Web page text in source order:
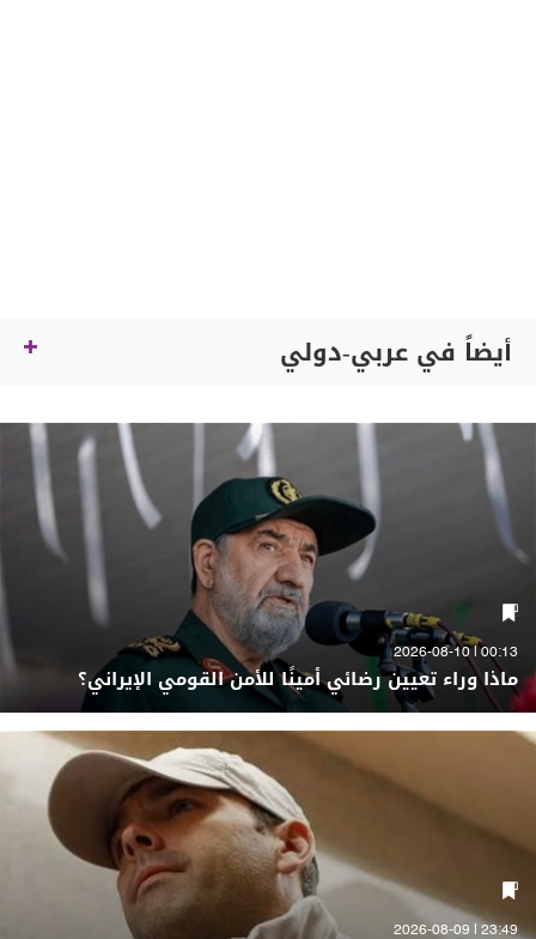
أيضاً في عربي-دولي
00:13 | 2026-08-10
ماذا وراء تعيين رضائي أمينًا للأمن القومي الإيراني؟
23:49 | 2026-08-09